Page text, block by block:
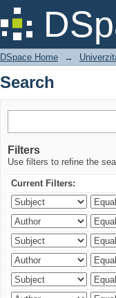
Search
DSpace Home →
Search
Filters
Use filters to refine the
Current Filters: